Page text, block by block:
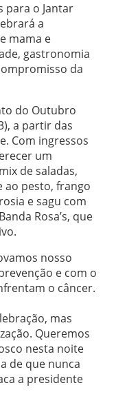
para o Jantar
a
mama e
gastronomia
da
do Outubro
a partir das
Com ingressos
um
de saladas,
ao pesto, frango
e sagu com
Rosa’s, que
nosso
e com o
o câncer.
mas
Queremos
nesta noite
de que nunca
a presidente